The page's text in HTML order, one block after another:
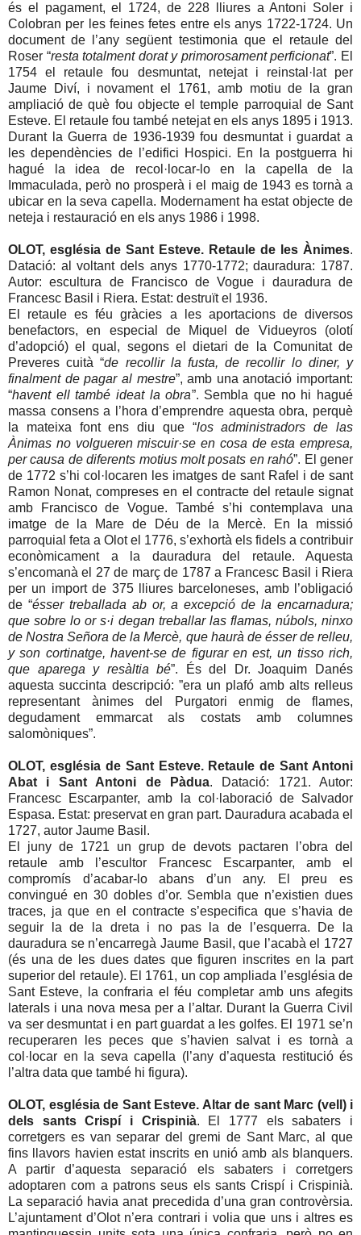
és el pagament, el 1724, de 228 lliures a Antoni Soler i
Colobran per les feines fetes entre els anys 1722-1724. Un
document de l’any següent testimonia que el retaule del
Roser “resta totalment dorat y primorosament perficionat”. El
1754 el retaule fou desmuntat, netejat i reinstal·lat per
Jaume Diví, i novament el 1761, amb motiu de la gran
ampliació de què fou objecte el temple parroquial de Sant
Esteve. El retaule fou també netejat en els anys 1895 i 1913.
Durant la Guerra de 1936-1939 fou desmuntat i guardat a
les dependències de l’edifici Hospici. En la postguerra hi
hagué la idea de recol·locar-lo en la capella de la
Immaculada, però no prosperà i el maig de 1943 es tornà a
ubicar en la seva capella. Modernament ha estat objecte de
neteja i restauració en els anys 1986 i 1998.
OLOT, església de Sant Esteve. Retaule de les Ànimes.
Datació: al voltant dels anys 1770-1772; dauradura: 1787.
Autor: escultura de Francisco de Vogue i dauradura de
Francesc Basil i Riera. Estat: destruït el 1936.
El retaule es féu gràcies a les aportacions de diversos
benefactors, en especial de Miquel de Vidueyros (olotí
d’adopció) el qual, segons el dietari de la Comunitat de
Preveres cuità “de recollir la fusta, de recollir lo diner, y
finalment de pagar al mestre”, amb una anotació important:
“havent ell també ideat la obra”. Sembla que no hi hagué
massa consens a l’hora d’emprendre aquesta obra, perquè
la mateixa font ens diu que “los administradors de las
Ànimas no volgueren miscuir·se en cosa de esta empresa,
per causa de diferents motius molt posats en rahó”. El gener
de 1772 s’hi col·locaren les imatges de sant Rafel i de sant
Ramon Nonat, compreses en el contracte del retaule signat
amb Francisco de Vogue. També s’hi contemplava una
imatge de la Mare de Déu de la Mercè. En la missió
parroquial feta a Olot el 1776, s’exhortà els fidels a contribuir
econòmicament a la dauradura del retaule. Aquesta
s’encomanà el 27 de març de 1787 a Francesc Basil i Riera
per un import de 375 lliures barceloneses, amb l’obligació
de “ésser treballada ab or, a excepció de la encarnadura;
que sobre lo or s·i degan treballar las flamas, núbols, ninxo
de Nostra Señora de la Mercè, que haurà de ésser de relleu,
y son cortinatge, havent-se de figurar en est, un tisso rich,
que aparega y resàltia bé”. És del Dr. Joaquim Danés
aquesta succinta descripció: ”era un plafó amb alts relleus
representant ànimes del Purgatori enmig de flames,
degudament emmarcat als costats amb columnes
salomòniques”.
OLOT, església de Sant Esteve. Retaule de Sant Antoni
Abat i Sant Antoni de Pàdua. Datació: 1721. Autor:
Francesc Escarpanter, amb la col·laboració de Salvador
Espasa. Estat: preservat en gran part. Dauradura acabada el
1727, autor Jaume Basil.
El juny de 1721 un grup de devots pactaren l’obra del
retaule amb l’escultor Francesc Escarpanter, amb el
compromís d’acabar-lo abans d’un any. El preu es
convingué en 30 dobles d’or. Sembla que n’existien dues
traces, ja que en el contracte s’especifica que s’havia de
seguir la de la dreta i no pas la de l’esquerra. De la
dauradura se n’encarregà Jaume Basil, que l’acabà el 1727
(és una de les dues dates que figuren inscrites en la part
superior del retaule). El 1761, un cop ampliada l’església de
Sant Esteve, la confraria el féu completar amb uns afegits
laterals i una nova mesa per a l’altar. Durant la Guerra Civil
va ser desmuntat i en part guardat a les golfes. El 1971 se’n
recuperaren les peces que s’havien salvat i es tornà a
col·locar en la seva capella (l’any d’aquesta restitució és
l’altra data que també hi figura).
OLOT, església de Sant Esteve. Altar de sant Marc (vell) i
dels sants Crispí i Crispinià. El 1777 els sabaters i
corretgers es van separar del gremi de Sant Marc, al que
fins llavors havien estat inscrits en unió amb als blanquers.
A partir d’aquesta separació els sabaters i corretgers
adoptaren com a patrons seus els sants Crispí i Crispinià.
La separació havia anat precedida d’una gran controvèrsia.
L’ajuntament d’Olot n’era contrari i volia que uns i altres es